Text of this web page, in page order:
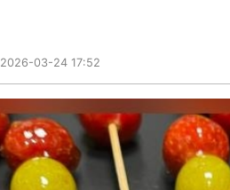
2026-03-24 17:52